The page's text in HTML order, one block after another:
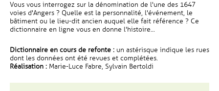
Vous vous interrogez sur la dénomination de l'une des 1647
voies d'Angers ? Quelle est la personnalité, l'événement, le
bâtiment ou le lieu-dit ancien auquel elle fait référence ? Ce
dictionnaire en ligne vous en donne l'histoire...
Dictionnaire en cours de refonte : un astérisque indique les rues
dont les données ont été revues et complétées.
Réalisation : Marie-Luce Fabre, Sylvain Bertoldi